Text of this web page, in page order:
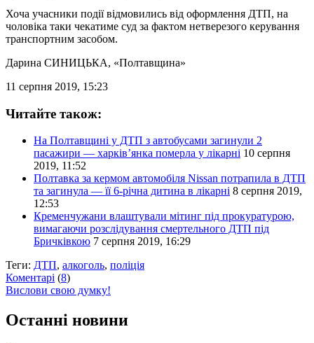
Хоча учасники події відмовились від оформлення ДТП, на
чоловіка таки чекатиме суд за фактом нетверезого керування
транспортним засобом.
Дарина СИНИЦЬКА, «Полтавщина»
11 серпня 2019, 15:23
Читайте також:
На Полтавщині у ДТП з автобусами загинули 2
пасажири — харків’янка померла у лікарні 10 серпня
2019, 11:52
Полтавка за кермом автомобіля Nissan потрапила в ДТП
та загинула — її 6-річна дитина в лікарні 8 серпня 2019,
12:53
Кременчужани влаштували мітинг під прокуратурою,
вимагаючи розслідування смертельного ДТП під
Бричківкою 7 серпня 2019, 16:29
Теги: ДТП, алкоголь, поліція
Коментарі (8)
Вислови свою думку!
Останні новини